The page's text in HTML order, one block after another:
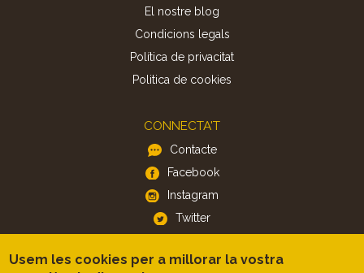
El nostre blog
Condicions legals
Política de privacitat
Politica de cookies
CONNECTA'T
Contacte
Facebook
Instagram
Twitter
APP
Usem les cookies per a millorar la vostra